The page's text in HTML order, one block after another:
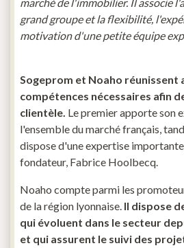
marché de l'immobilier. Il associe
grand groupe et la flexibilité,
motivation d'une petite équipe
Sogeprom et Noaho réunissent
compétences nécessaires afin
clientèle. Le premier apporte son
l'ensemble du marché français,
dispose d'une expertise
fondateur, Fabrice Hoolbecq.
Noaho compte parmi les
de la région lyonnaise. Il dispose
qui évoluent dans le secteur
et qui assurent le suivi des